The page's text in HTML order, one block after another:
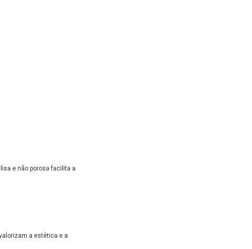
e não porosa facilita a
a estética e a